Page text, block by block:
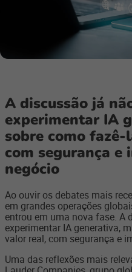
A discussão já
experimentar IA
sobre como
com segurança
negócio
Ao ouvir os debates mais
em grandes operações
entrou em uma nova fase. A
experimentar IA generativa,
valor real, com segurança e
Uma das reflexões mais